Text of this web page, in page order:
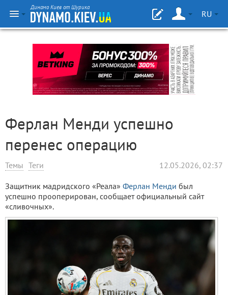
Динамо Киев от Шурика
RU
Ферлан Менди успешно
перенес операцию
Темы Теги 12.05.2026, 02:37
Защитник мадридского «Реала» Ферлан Менди был
успешно прооперирован, сообщает официальный сайт
«сливочных».